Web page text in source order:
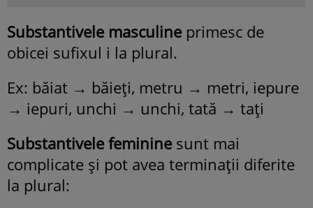
Substantivele masculine primesc de
obicei sufixul i la plural.
Ex: băiat → băieți, metru → metri, iepure
→ iepuri, unchi → unchi, tată → tați
Substantivele feminine sunt mai
complicate și pot avea terminații diferite
la plural: